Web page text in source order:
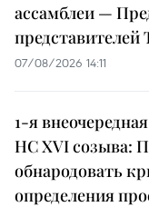
ассамблеи —
представителей
07/08/2026 14:11
1-я
НС XVI созыва:
обнародовать
определения